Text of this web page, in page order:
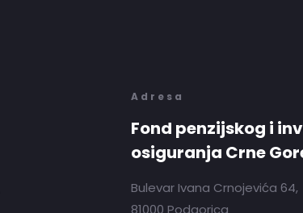
Adresa
Fond penzijskog i
osiguranja Crne
Bulevar Ivana Crnojevića 64,
81000 Podgorica